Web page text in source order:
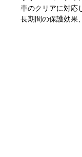
車のクリアに対応
長期間の保護効果